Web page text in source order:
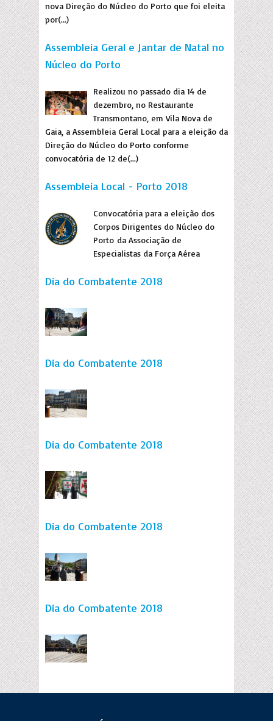
nova Direção do Núcleo do Porto que foi eleita
por(...)
Assembleia Geral e Jantar de Natal no
Núcleo do Porto
Realizou no passado dia 14 de
dezembro, no Restaurante
Transmontano, em Vila Nova de
Gaia, a Assembleia Geral Local para a eleição da
Direção do Núcleo do Porto conforme
convocatória de 12 de(...)
Assembleia Local - Porto 2018
Convocatória para a eleição dos
Corpos Dirigentes do Núcleo do
Porto da Associação de
Especialistas da Força Aérea
Dia do Combatente 2018
Dia do Combatente 2018
Dia do Combatente 2018
Dia do Combatente 2018
Dia do Combatente 2018